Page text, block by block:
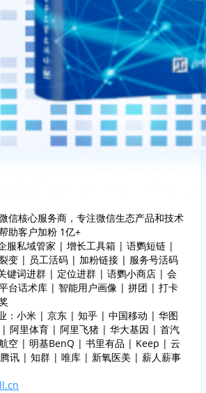
信核心服务商，专注微信生态产品和技术
助客户加粉 1亿+
服私域管家 | 增长工具箱 | 语鹦短链 |
变 | 员工活码 | 加粉链接 | 服务号活码
键词进群 | 定位进群 | 语鹦小商店 | 会
台话术库 | 智能用户画像 | 拼团 | 打卡
：小米 | 京东 | 知乎 | 中国移动 | 华图
阿里体育 | 阿里飞猪 | 华大基因 | 首汽
空 | 明基BenQ | 书里有品 | Keep | 云
讯 | 知群 | 唯库 | 新氧医美 | 薪人薪事